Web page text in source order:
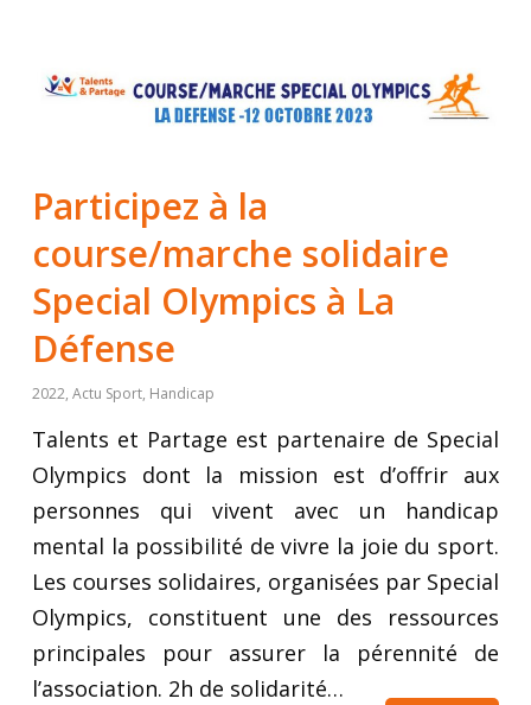
Participez à la
course/marche solidaire
Special Olympics à La
Défense
2022, Actu Sport, Handicap
Talents et Partage est partenaire de Special
Olympics dont la mission est d’offrir aux
personnes qui vivent avec un handicap
mental la possibilité de vivre la joie du sport.
Les courses solidaires, organisées par Special
Olympics, constituent une des ressources
principales pour assurer la pérennité de
l’association. 2h de solidarité…